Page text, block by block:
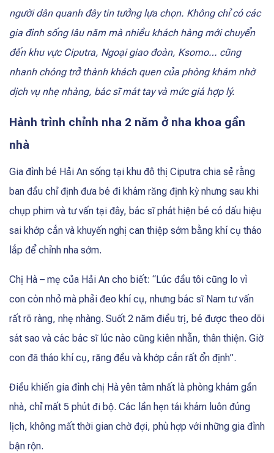
người dân quanh đây tin tưởng lựa chọn. Không chỉ có các
gia đình sống lâu năm mà nhiều khách hàng mới chuyển
đến khu vực Ciputra, Ngoại giao đoàn, Ksomo… cũng
nhanh chóng trở thành khách quen của phòng khám nhờ
dịch vụ nhẹ nhàng, bác sĩ mát tay và mức giá hợp lý.
Hành trình chỉnh nha 2 năm ở nha khoa gần
nhà
Gia đình bé Hải An sống tại khu đô thị Ciputra chia sẻ rằng
ban đầu chỉ định đưa bé đi khám răng định kỳ nhưng sau khi
chụp phim và tư vấn tại đây, bác sĩ phát hiện bé có dấu hiệu
sai khớp cắn và khuyến nghị can thiệp sớm bằng khí cụ tháo
lắp để chỉnh nha sớm.
Chị Hà – mẹ của Hải An cho biết: “Lúc đầu tôi cũng lo vì
con còn nhỏ mà phải đeo khí cụ, nhưng bác sĩ Nam tư vấn
rất rõ ràng, nhẹ nhàng. Suốt 2 năm điều trị, bé được theo dõi
sát sao và các bác sĩ lúc nào cũng kiên nhẫn, thân thiện. Giờ
con đã tháo khí cụ, răng đều và khớp cắn rất ổn định”.
Điều khiến gia đình chị Hà yên tâm nhất là phòng khám gần
nhà, chỉ mất 5 phút đi bộ. Các lần hẹn tái khám luôn đúng
lịch, không mất thời gian chờ đợi, phù hợp với những gia đình
bận rộn.